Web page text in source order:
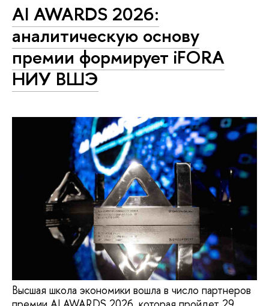
AI AWARDS 2026:
аналитическую основу
премии формирует iFORA
НИУ ВШЭ
Высшая школа экономики вошла в число партнеров